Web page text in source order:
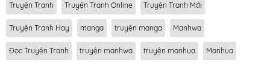
Truyện Tranh Truyện Tranh Online Truyện Tranh Mới
Truyện Tranh Hay manga truyện manga Manhwa
Đọc Truyện Tranh truyện manhwa truyện manhua Manhua